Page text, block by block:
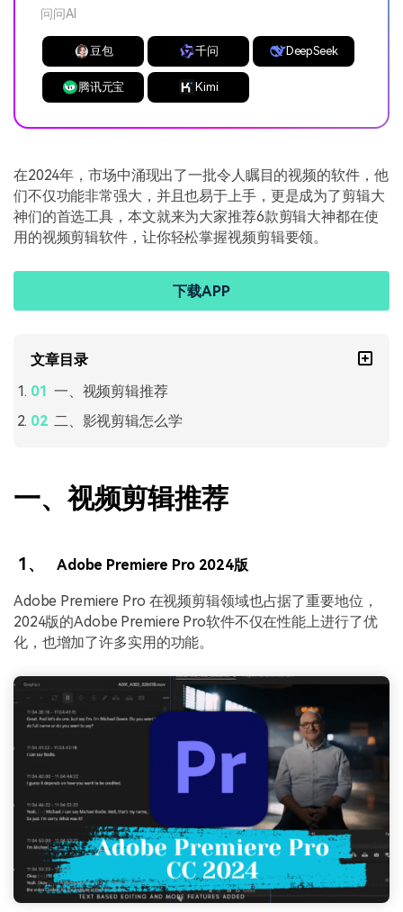
问问AI
豆包 千问 DeepSeek
腾讯元宝 Kimi
在2024年，市场中涌现出了一批令人瞩目的视频的软件，他
们不仅功能非常强大，并且也易于上手，更是成为了剪辑大
神们的首选工具，本文就来为大家推荐6款剪辑大神都在使
用的视频剪辑软件，让你轻松掌握视频剪辑要领。
下载APP
文章目录
一、视频剪辑推荐
二、影视剪辑怎么学
一、视频剪辑推荐
1、 Adobe Premiere Pro 2024版
Adobe Premiere Pro 在视频剪辑领域也占据了重要地位，
2024版的Adobe Premiere Pro软件不仅在性能上进行了优
化，也增加了许多实用的功能。